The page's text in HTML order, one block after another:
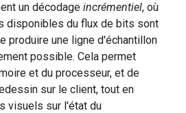
un décodage incrémentiel, où
disponibles du flux de bits sont
produire une ligne d'échantillon
possible. Cela permet
et du processeur, et de
sur le client, tout en
visuels sur l'état du